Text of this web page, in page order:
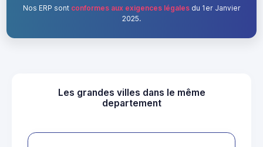
Nos ERP sont conformes aux exigences légalesdu 1er Janvier
2025.
Les grandes villes dans le même
departement